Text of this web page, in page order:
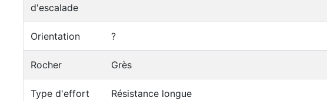
d'escalade
Orientation ?
Rocher Grès
Type d'effort Résistance longue